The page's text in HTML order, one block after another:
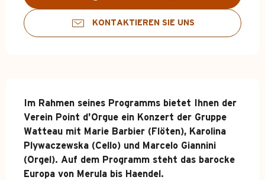
KONTAKTIEREN SIE UNS
Im Rahmen seines Programms bietet Ihnen der
Verein Point d'Orgue ein Konzert der Gruppe
Watteau mit Marie Barbier (Flöten), Karolina
Plywaczewska (Cello) und Marcelo Giannini
(Orgel). Auf dem Programm steht das barocke
Europa von Merula bis Haendel.